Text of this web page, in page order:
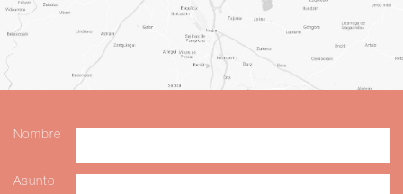
Nombre
Asunto